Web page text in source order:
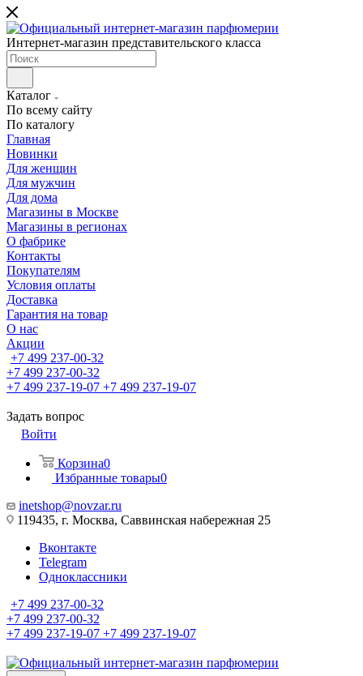
Интернет-магазин представительского класса
Каталог
По всему сайту
По каталогу
Главная
Новинки
Для женщин
Для мужчин
Для дома
Магазины в Москве
Магазины в регионах
О фабрике
Контакты
Покупателям
Условия оплаты
Доставка
Гарантия на товар
О нас
Акции
+7 499 237-00-32
+7 499 237-00-32
+7 499 237-19-07 +7 499 237-19-07
Задать вопрос
Войти
Корзина0
Избранные товары0
inetshop@novzar.ru
119435, г. Москва, Саввинская набережная 25
Вконтакте
Telegram
Одноклассники
+7 499 237-00-32
+7 499 237-00-32
+7 499 237-19-07 +7 499 237-19-07